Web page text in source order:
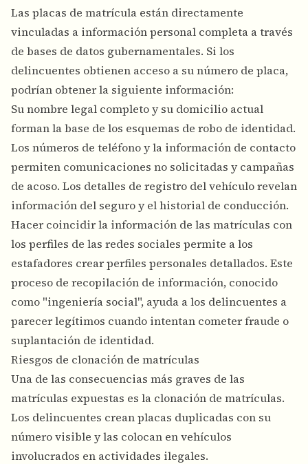
Las placas de matrícula están directamente
vinculadas a información personal completa a través
de bases de datos gubernamentales. Si los
delincuentes obtienen acceso a su número de placa,
podrían obtener la siguiente información:
Su nombre legal completo y su domicilio actual
forman la base de los esquemas de robo de identidad.
Los números de teléfono y la información de contacto
permiten comunicaciones no solicitadas y campañas
de acoso. Los detalles de registro del vehículo revelan
información del seguro y el historial de conducción.
Hacer coincidir la información de las matrículas con
los perfiles de las redes sociales permite a los
estafadores crear perfiles personales detallados. Este
proceso de recopilación de información, conocido
como "ingeniería social", ayuda a los delincuentes a
parecer legítimos cuando intentan cometer fraude o
suplantación de identidad.
Riesgos de clonación de matrículas
Una de las consecuencias más graves de las
matrículas expuestas es la clonación de matrículas.
Los delincuentes crean placas duplicadas con su
número visible y las colocan en vehículos
involucrados en actividades ilegales.